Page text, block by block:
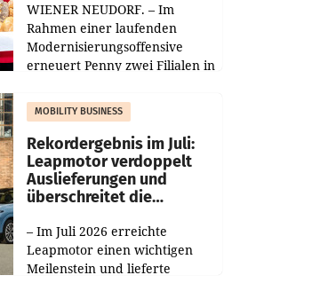
WIENER NEUDORF. – Im
Rahmen einer laufenden
Modernisierungsoffensive
erneuert Penny zwei Filialen in
Die beiden Standorte liegen in
Haag sowie im rund
MOBILITY BUSINESS
Rekordergebnis im Juli:
Leapmotor verdoppelt
Auslieferungen und
überschreitet die
– Im Juli 2026 erreichte
Leapmotor einen wichtigen
Meilenstein und lieferte